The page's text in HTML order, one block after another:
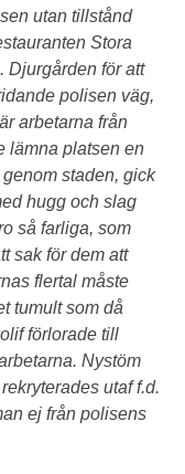
utan tillstånd
Stora
Djurgården för att
polisen väg,
arbetarna från
lämna platsen en
staden, gick
hugg och slag
så farliga, som
sak för dem att
flertal måste
tumult som då
förlorade till
Nystöm
utaf f.d.
ej från polisens